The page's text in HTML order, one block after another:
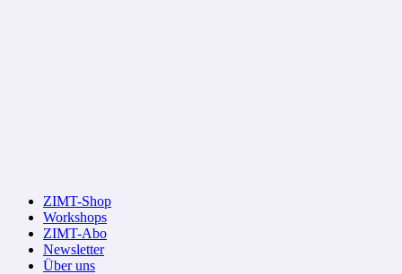
ZIMT-Shop
Workshops
ZIMT-Abo
Newsletter
Über uns